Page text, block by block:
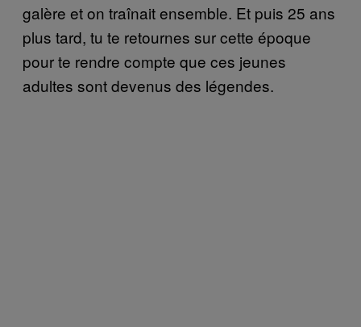
galère et on traînait ensemble. Et puis 25 ans
plus tard, tu te retournes sur cette époque
pour te rendre compte que ces jeunes
adultes sont devenus des légendes.